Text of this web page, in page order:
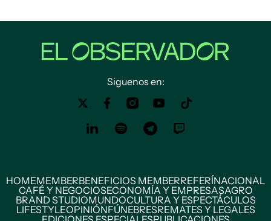
Siguenos en:
HOMEMEMBERBENEFICIOS MEMBERREFERÍNACIONAL
CAFÉ Y NEGOCIOSECONOMÍA Y EMPRESASAGRO
BRAND STUDIOMUNDOCULTURA Y ESPECTÁCULOS
LIFESTYLEOPINIÓNFÚNEBRESREMATES Y LEGALES